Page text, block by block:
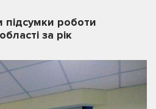
підсумки роботи
за рік